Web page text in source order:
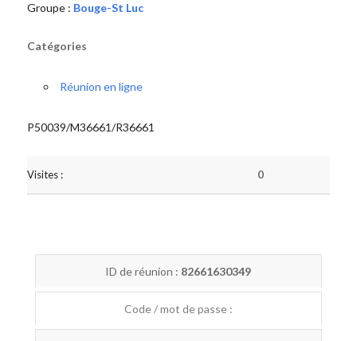
Groupe : Bouge-St Luc
Catégories
Réunion en ligne
P50039/M36661/R36661
Visites : 0
ID de réunion : 82661630349
Code / mot de passe :